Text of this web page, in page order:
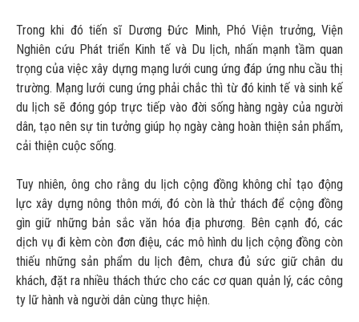
Trong khi đó tiến sĩ Dương Đức Minh, Phó Viện trưởng, Viện
Nghiên cứu Phát triển Kinh tế và Du lịch, nhấn mạnh tầm quan
trọng của việc xây dựng mạng lưới cung ứng đáp ứng nhu cầu thị
trường. Mạng lưới cung ứng phải chắc thì từ đó kinh tế và sinh kế
du lịch sẽ đóng góp trực tiếp vào đời sống hàng ngày của người
dân, tạo nên sự tin tưởng giúp họ ngày càng hoàn thiện sản phẩm,
cải thiện cuộc sống.
Tuy nhiên, ông cho rằng du lịch cộng đồng không chỉ tạo động
lực xây dựng nông thôn mới, đó còn là thử thách để cộng đồng
gìn giữ những bản sắc văn hóa địa phương. Bên cạnh đó, các
dịch vụ đi kèm còn đơn điệu, các mô hình du lịch cộng đồng còn
thiếu những sản phẩm du lịch đêm, chưa đủ sức giữ chân du
khách, đặt ra nhiều thách thức cho các cơ quan quản lý, các công
ty lữ hành và người dân cùng thực hiện.